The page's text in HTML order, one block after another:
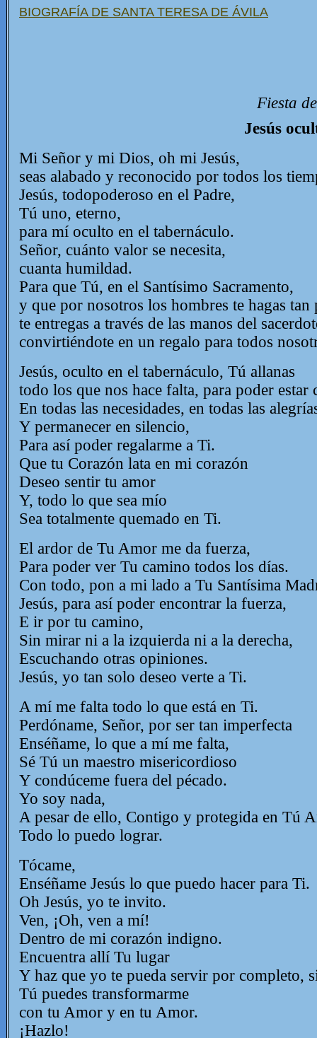
BIOGRAFÍA DE SANTA TERESA DE ÁVILA
Fiesta
Jesús
Mi Señor y mi Dios, oh mi Jesús,
seas alabado y reconocido por todos los
Jesús, todopoderoso en el Padre,
Tú uno, eterno,
para mí oculto en el tabernáculo.
Señor, cuánto valor se necesita,
cuanta humildad.
Para que Tú, en el Santísimo Sacramento,
y que por nosotros los hombres te hagas tan
te entregas a través de las manos del
convirtiéndote en un regalo para todos
Jesús, oculto en el tabernáculo, Tú allanas
todo los que nos hace falta, para poder estar
En todas las necesidades, en todas las
Y permanecer en silencio,
Para así poder regalarme a Ti.
Que tu Corazón lata en mi corazón
Deseo sentir tu amor
Y, todo lo que sea mío
Sea totalmente quemado en Ti.
El ardor de Tu Amor me da fuerza,
Para poder ver Tu camino todos los días.
Con todo, pon a mi lado a Tu Santísima
Jesús, para así poder encontrar la fuerza,
E ir por tu camino,
Sin mirar ni a la izquierda ni a la derecha,
Escuchando otras opiniones.
Jesús, yo tan solo deseo verte a Ti.
A mí me falta todo lo que está en Ti.
Perdóname, Señor, por ser tan imperfecta
Enséñame, lo que a mí me falta,
Sé Tú un maestro misericordioso
Y condúceme fuera del pécado.
Yo soy nada,
A pesar de ello, Contigo y protegida en Tú
Todo lo puedo lograr.
Tócame,
Enséñame Jesús lo que puedo hacer para Ti.
Oh Jesús, yo te invito.
Ven, ¡Oh, ven a mí!
Dentro de mi corazón indigno.
Encuentra allí Tu lugar
Y haz que yo te pueda servir por completo,
Tú puedes transformarme
con tu Amor y en tu Amor.
¡Hazlo!